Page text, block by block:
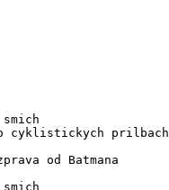
prilbach
od Batmana